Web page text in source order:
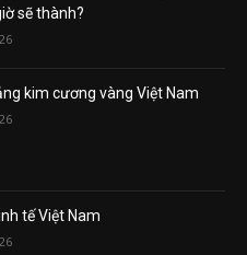
sẽ thành?
kim cương vàng Việt Nam
tế Việt Nam